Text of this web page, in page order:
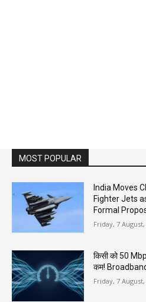
MOST POPULAR
India Moves
Fighter Jets
Formal
Friday, 7 August,
किसी को 50
कम!
Friday, 7 August,